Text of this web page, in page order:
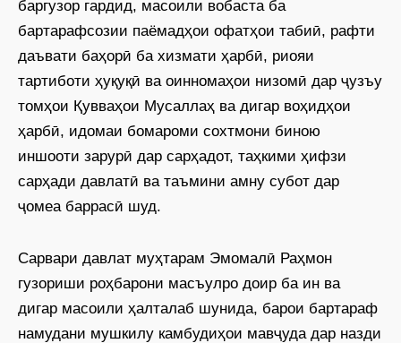
баргузор гардид, масоили вобаста ба
бартарафсозии паёмадҳои офатҳои табиӣ, рафти
даъвати баҳорӣ ба хизмати ҳарбӣ, риояи
тартиботи ҳуқуқӣ ва оинномаҳои низомӣ дар ҷузъу
томҳои Қувваҳои Мусаллаҳ ва дигар воҳидҳои
ҳарбӣ, идомаи бомароми сохтмони биною
иншооти зарурӣ дар сарҳадот, таҳкими ҳифзи
сарҳади давлатӣ ва таъмини амну субот дар
ҷомеа баррасӣ шуд.
Сарвари давлат муҳтарам Эмомалӣ Раҳмон
гузориши роҳбарони масъулро доир ба ин ва
дигар масоили ҳалталаб шунида, барои бартараф
намудани мушкилу камбудиҳои мавҷуда дар назди